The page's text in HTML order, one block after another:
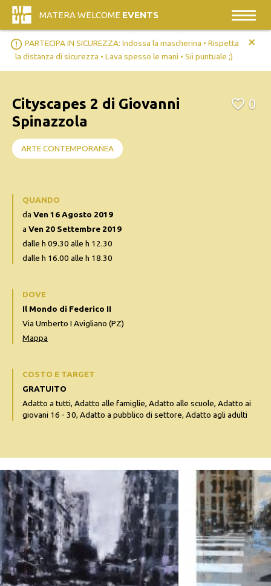
MATERA WELCOME EVENTS
error_outline PARTECIPA IN SICUREZZA: Indossa la mascherina • Rispetta
la distanza di sicurezza • Lava spesso le mani • Sii puntuale ;)
+
Cityscapes 2 di Giovanni
Spinazzola
0
ARTE CONTEMPORANEA
QUANDO
daVen 16 Agosto 2019
aVen 20 Settembre 2019
dalle h 09.30 alle h 12.30
dalle h 16.00 alle h 18.30
DOVE
Il Mondo di Federico II
Via Umberto I Avigliano (PZ)
Mappa
COSTO E TARGET
GRATUITO
Adatto a tutti, Adatto alle famiglie, Adatto alle scuole, Adatto ai
giovani 16 - 30, Adatto a pubblico di settore, Adatto agli adulti